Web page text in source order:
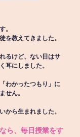
。
を教えてきました。
るけど、ない日はサ
耳にしました。
わかったつもり」に
せん。
から生まれました。
ら、毎日授業をす